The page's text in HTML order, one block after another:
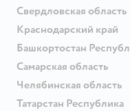
Свердловская область
Краснодарский край
Башкортостан
Самарская область
Челябинская область
Татарстан Республика